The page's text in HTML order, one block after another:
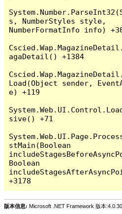
s, NumberStyles style,
NumberFormatInfo info)
agaDetail() +1384
Load(Object sender,
e) +119
sive() +71
stMain(Boolean
Boolean
版本信息: Microsoft .NET Framework 版本